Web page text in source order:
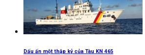
Dấu ấn một thập kỷ của Tàu KN 465